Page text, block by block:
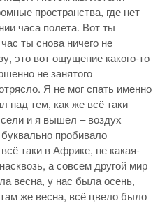
пространства, где нет
часа полета. Вот ты
ты снова ничего не
это вот ощущение какого-то
не занятого
Я не мог спать именно
над тем, как же всё таки
и я вышел – воздух
пробивало
таки в Африке, не какая-
а совсем другой мир
весна, у нас была осень,
же весна, всё цвело было